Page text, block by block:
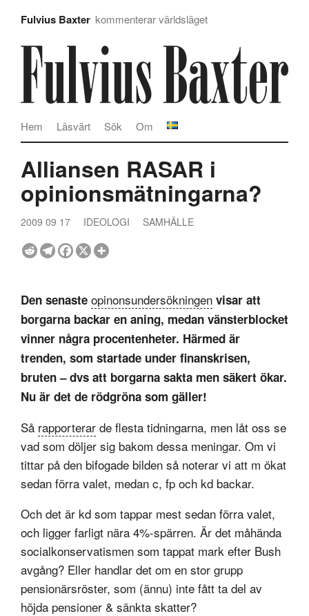
Fulvius Baxter kommenterar världsläget
Om
Sök
Läsvärt
Hem
Alliansen RASAR i
opinionsmätningarna?
2009 09 17 IDEOLOGI SAMHÄLLE
Den senaste opinonsundersökningen visar att
borgarna backar en aning, medan vänsterblocket
vinner några procentenheter. Härmed är
trenden, som startade under finanskrisen,
bruten – dvs att borgarna sakta men säkert ökar.
Nu är det de rödgröna som gäller!
Så rapporterar de flesta tidningarna, men låt oss se
vad som döljer sig bakom dessa meningar. Om vi
tittar på den bifogade bilden så noterar vi att m ökat
sedan förra valet, medan c, fp och kd backar.
Och det är kd som tappar mest sedan förra valet,
och ligger farligt nära 4%-spärren. Är det måhända
socialkonservatismen som tappat mark efter Bush
avgång? Eller handlar det om en stor grupp
pensionärsröster, som (ännu) inte fått ta del av
höjda pensioner & sänkta skatter?